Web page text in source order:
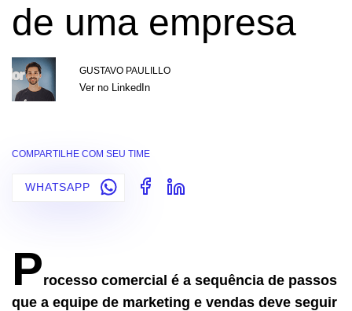
de uma empresa
GUSTAVO PAULILLO
Ver no LinkedIn
COMPARTILHE COM SEU TIME
WHATSAPP
Processo comercial é a sequência de passos
que a equipe de marketing e vendas deve seguir